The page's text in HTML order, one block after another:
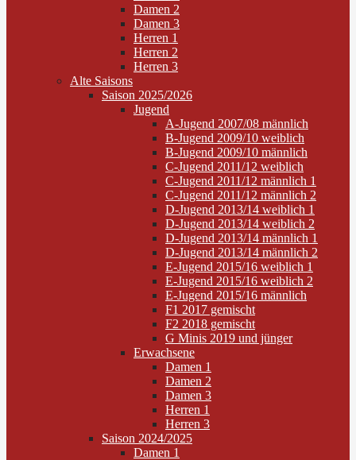
Damen 2
Damen 3
Herren 1
Herren 2
Herren 3
Alte Saisons
Saison 2025/2026
Jugend
A-Jugend 2007/08 männlich
B-Jugend 2009/10 weiblich
B-Jugend 2009/10 männlich
C-Jugend 2011/12 weiblich
C-Jugend 2011/12 männlich 1
C-Jugend 2011/12 männlich 2
D-Jugend 2013/14 weiblich 1
D-Jugend 2013/14 weiblich 2
D-Jugend 2013/14 männlich 1
D-Jugend 2013/14 männlich 2
E-Jugend 2015/16 weiblich 1
E-Jugend 2015/16 weiblich 2
E-Jugend 2015/16 männlich
F1 2017 gemischt
F2 2018 gemischt
G Minis 2019 und jünger
Erwachsene
Damen 1
Damen 2
Damen 3
Herren 1
Herren 3
Saison 2024/2025
Damen 1